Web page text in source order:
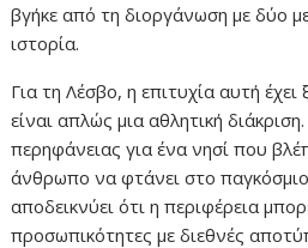
βγήκε από τη διοργάνωση με δύο
ιστορία.
Για τη Λέσβο, η επιτυχία αυτή
είναι απλώς μια αθλητική
περηφάνειας για ένα νησί που
άνθρωπο να φτάνει στο
αποδεικνύει ότι η περιφέρεια
προσωπικότητες με διεθνές